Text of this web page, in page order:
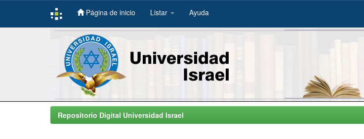
Skip
Página de inicio Listar Ayuda
Repositorio Digital Universidad Israel